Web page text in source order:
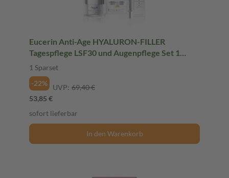
Eucerin Anti-Age HYALURON-FILLER
Tagespflege LSF30 und Augenpflege Set 1
Sparset
1 Sparset
-22%
UVP: 69,40 €
53,85 €
sofort lieferbar
In den Warenkorb